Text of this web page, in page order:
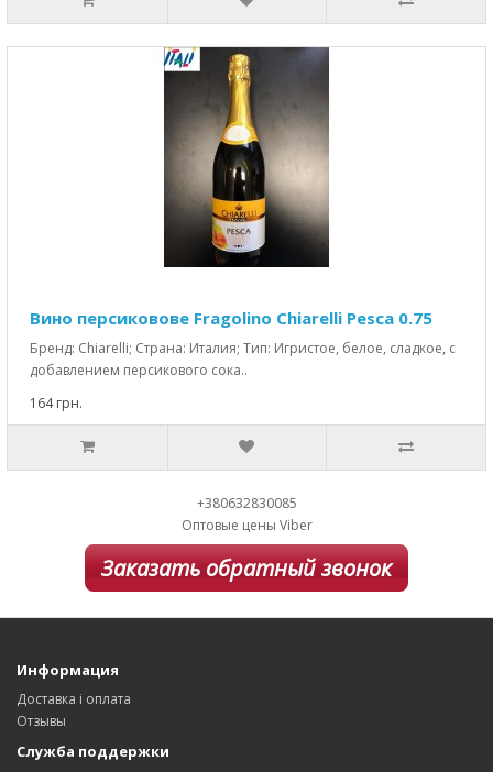
Вино персиковове Fragolino Chiarelli Pesca 0.75
Бренд: Chiarelli; Страна: Италия; Тип: Игристое, белое, сладкое, с
добавлением персикового сока..
164 грн.
+380632830085
Оптовые цены Viber
Заказать обратный звонок
Информация
Доставка і оплата
Отзывы
Служба поддержки